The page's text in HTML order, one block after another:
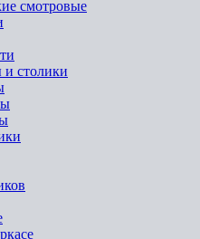
смотровые
столики